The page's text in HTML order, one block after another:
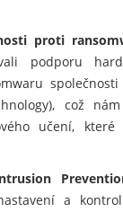
proti
podporu
což
učení,
a